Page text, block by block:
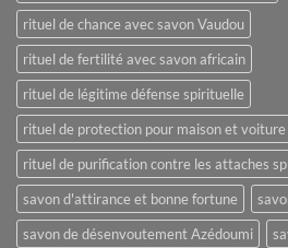
rituel de chance avec savon Vaudou
rituel de fertilité avec savon africain
rituel de légitime défense spirituelle
rituel de protection pour maison et voiture
rituel de purification contre les attaches
savon d'attirance et bonne fortune
savon de désenvoutement Azédoumi